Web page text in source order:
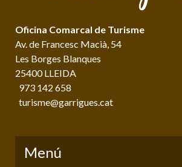
Oficina Comarcal de Turisme
Av. de Francesc Macià, 54
Les Borges Blanques
25400 LLEIDA
973 142 658
turisme@garrigues.cat
Menú